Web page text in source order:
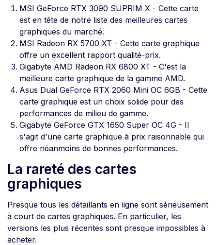
MSI GeForce RTX 3090 SUPRIM X - Cette carte
est en tête de notre liste des meilleures cartes
graphiques du marché.
MSI Radeon RX 5700 XT - Cette carte graphique
offre un excellent rapport qualité-prix.
Gigabyte AMD Radeon RX 6800 XT - C'est la
meilleure carte graphique de la gamme AMD.
Asus Dual GeForce RTX 2060 Mini OC 6GB - Cette
carte graphique est un choix solide pour des
performances de milieu de gamme.
Gigabyte GeForce GTX 1650 Super OC 4G - Il
s'agit d'une carte graphique à prix raisonnable qui
offre néanmoins de bonnes performances.
La rareté des cartes
graphiques
Presque tous les détaillants en ligne sont sérieusement
à court de cartes graphiques. En particulier, les
versions les plus récentes sont presque impossibles à
acheter.